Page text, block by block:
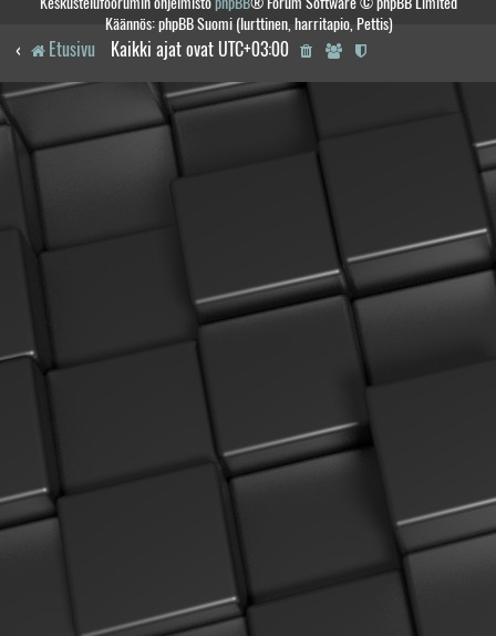
Käännös: phpBB Suomi (lurttinen, harritapio, Pettis)
Etusivu Kaikki ajat ovat UTC+03:00